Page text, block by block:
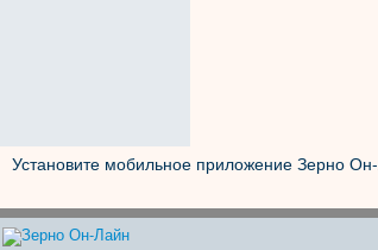
Установите мобильное приложение Зерно